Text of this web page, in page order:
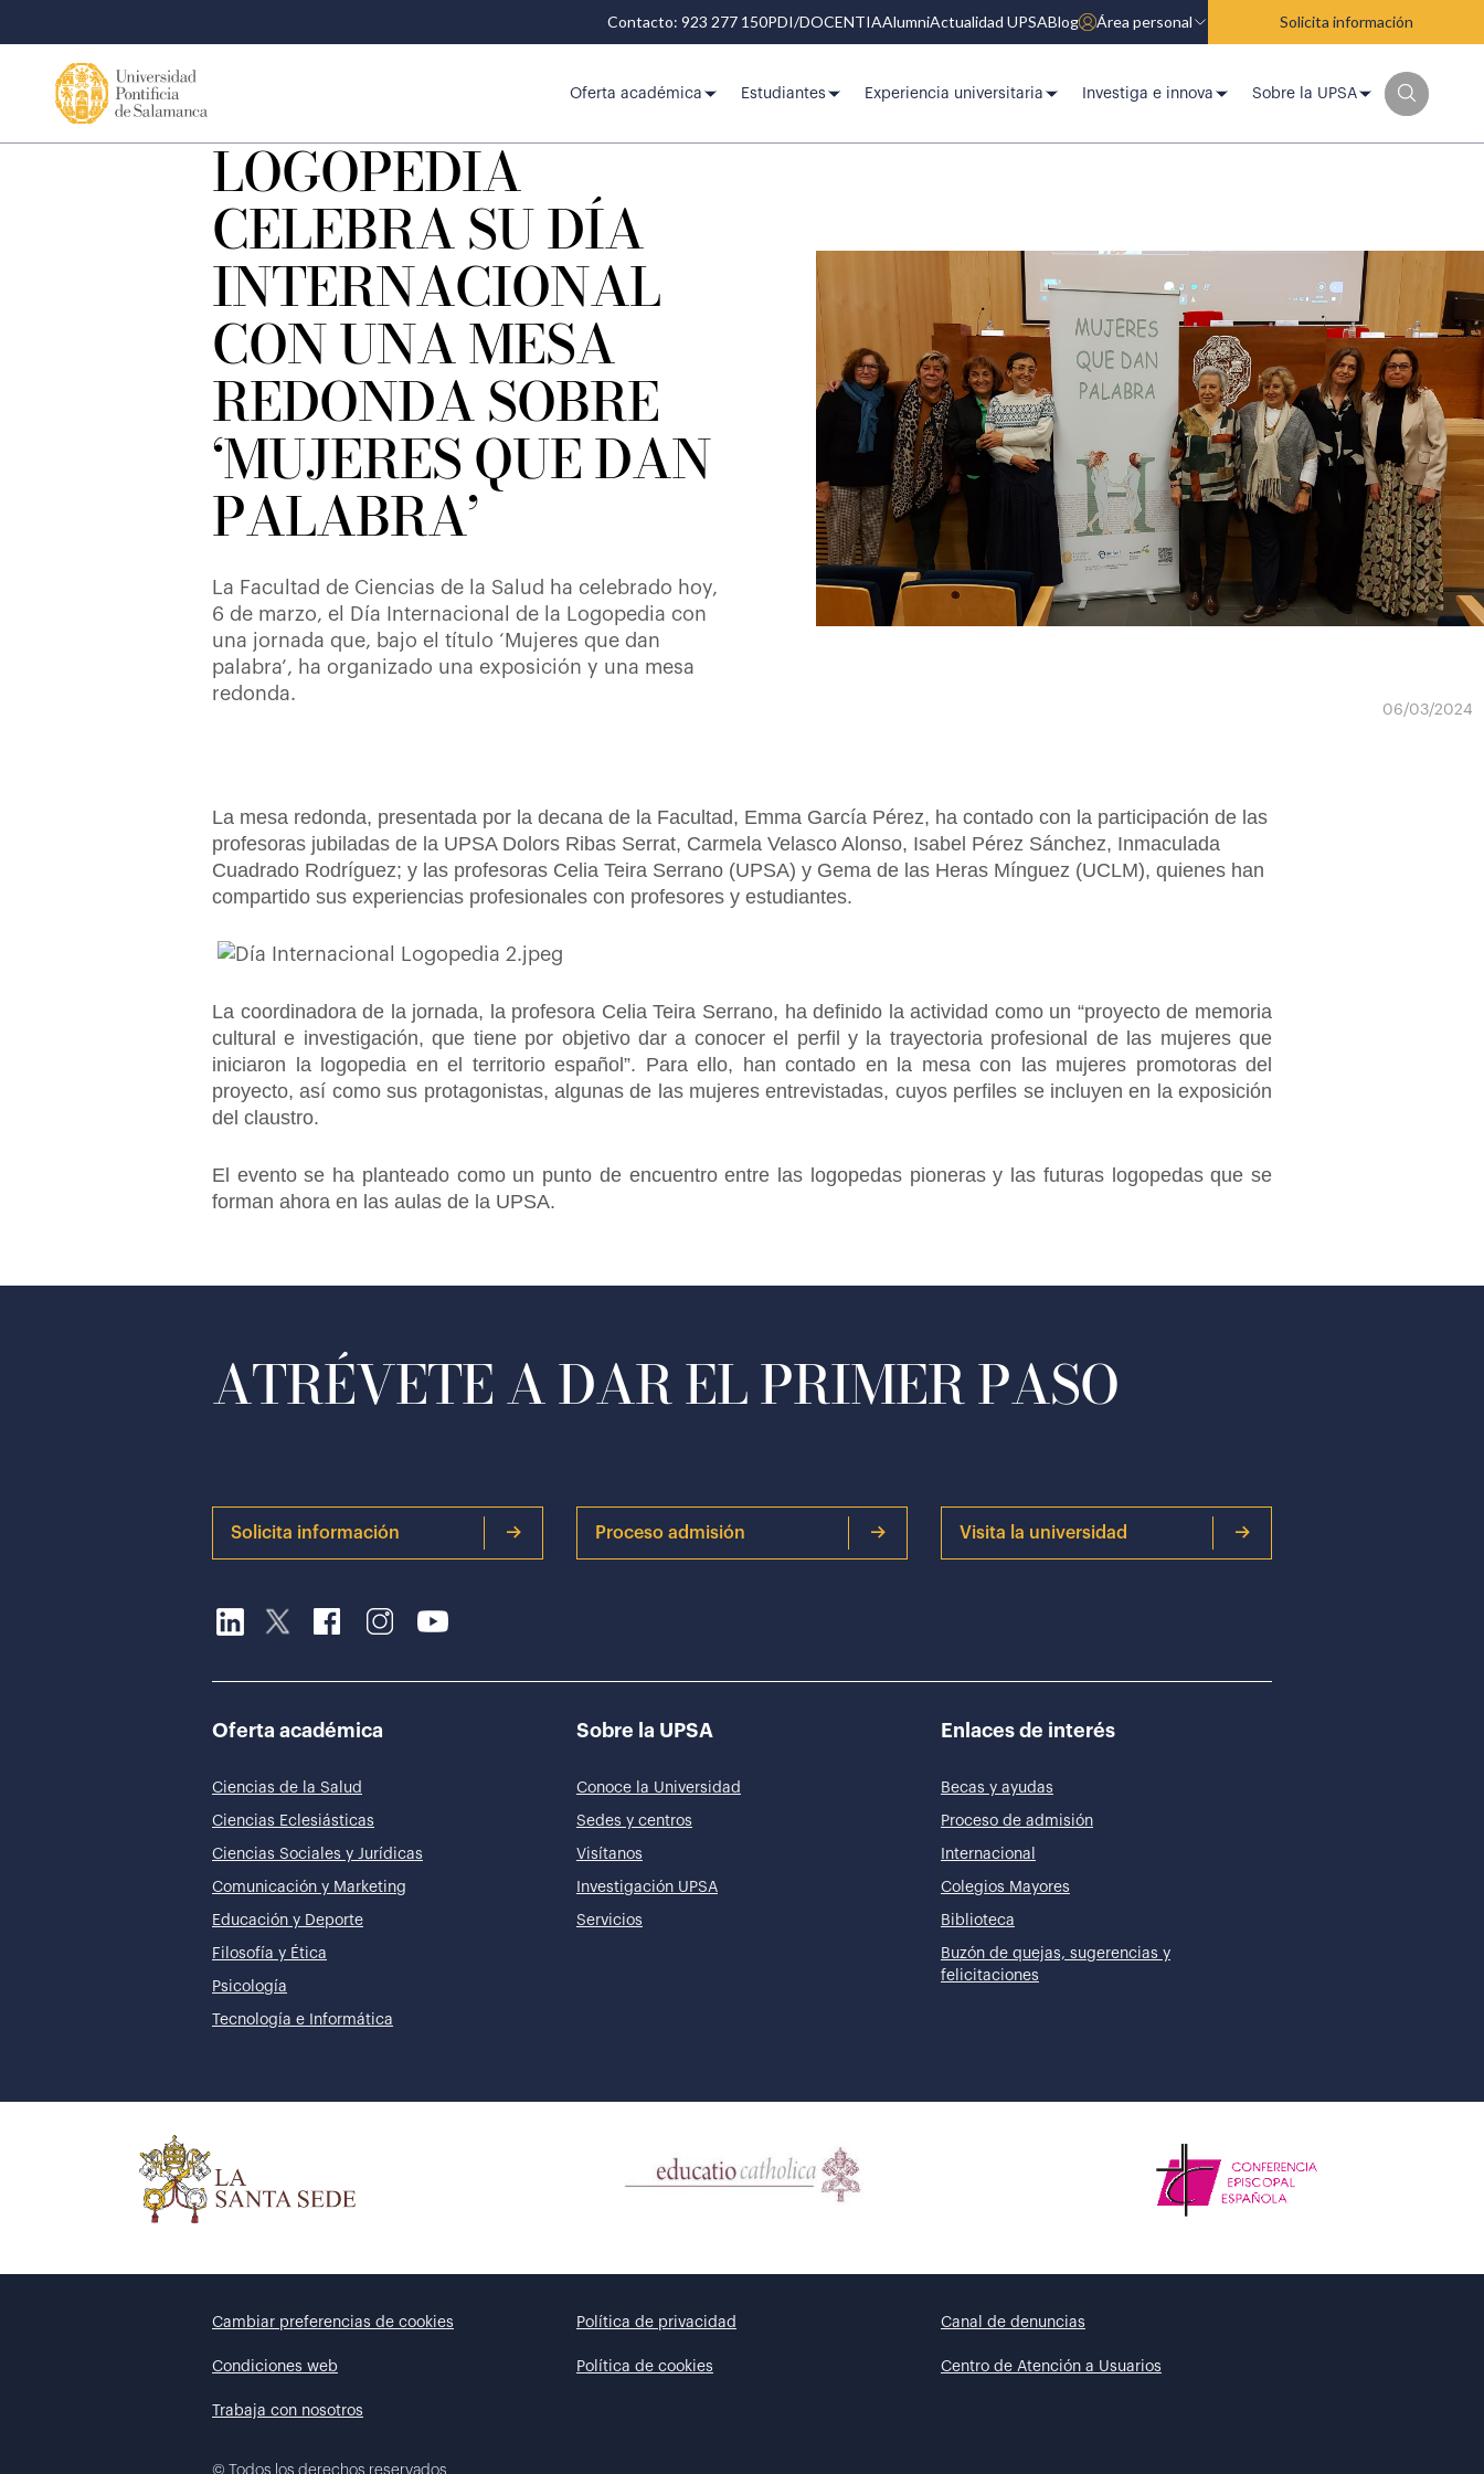
Contacto: 923 277 150PDI/DOCENTIAAlumniActualidad UPSABlog Área personal Solicita información
Oferta académica Estudiantes Experiencia universitaria Investiga e innova Sobre la UPSA
LOGOPEDIA
CELEBRA SU DÍA
INTERNACIONAL
CON UNA MESA
REDONDA SOBRE
‘MUJERES QUE DAN
PALABRA’
La Facultad de Ciencias de la Salud ha celebrado hoy,
6 de marzo, el Día Internacional de la Logopedia con
una jornada que, bajo el título ‘Mujeres que dan
palabra’, ha organizado una exposición y una mesa
redonda.
06/03/2024
La mesa redonda, presentada por la decana de la Facultad, Emma García Pérez, ha contado con la participación de las
profesoras jubiladas de la UPSA Dolors Ribas Serrat, Carmela Velasco Alonso, Isabel Pérez Sánchez, Inmaculada
Cuadrado Rodríguez; y las profesoras Celia Teira Serrano (UPSA) y Gema de las Heras Mínguez (UCLM), quienes han
compartido sus experiencias profesionales con profesores y estudiantes.
La coordinadora de la jornada, la profesora Celia Teira Serrano, ha definido la actividad como un “proyecto de memoria
cultural e investigación, que tiene por objetivo dar a conocer el perfil y la trayectoria profesional de las mujeres que
iniciaron la logopedia en el territorio español”. Para ello, han contado en la mesa con las mujeres promotoras del
proyecto, así como sus protagonistas, algunas de las mujeres entrevistadas, cuyos perfiles se incluyen en la exposición
del claustro.
El evento se ha planteado como un punto de encuentro entre las logopedas pioneras y las futuras logopedas que se
forman ahora en las aulas de la UPSA.
ATRÉVETE A DAR EL PRIMER PASO
Solicita información Proceso admisión Visita la universidad
Oferta académica
Ciencias de la Salud
Ciencias Eclesiásticas
Ciencias Sociales y Jurídicas
Comunicación y Marketing
Educación y Deporte
Filosofía y Ética
Psicología
Tecnología e Informática
Sobre la UPSA
Conoce la Universidad
Sedes y centros
Visítanos
Investigación UPSA
Servicios
Enlaces de interés
Becas y ayudas
Proceso de admisión
Internacional
Colegios Mayores
Biblioteca
Buzón de quejas, sugerencias y
felicitaciones
Cambiar preferencias de cookies Política de privacidad Canal de denuncias
Condiciones web Política de cookies Centro de Atención a Usuarios
Trabaja con nosotros
© Todos los derechos reservados